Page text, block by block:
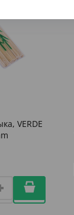
VERDE